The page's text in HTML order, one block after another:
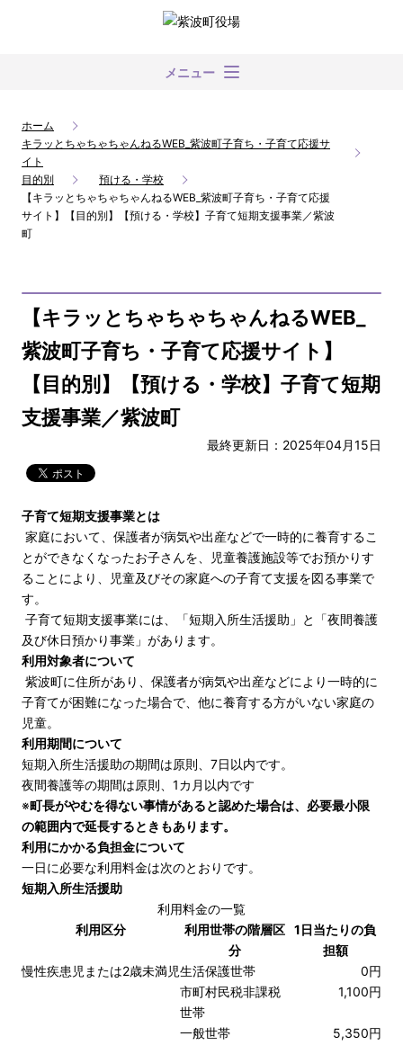
メニュー
ホーム
キラッとちゃちゃちゃんねるWEB_紫波町子育ち・子育て応援サ
イト
目的別
預ける・学校
【キラッとちゃちゃちゃんねるWEB_紫波町子育ち・子育て応援
サイト】【目的別】【預ける・学校】子育て短期支援事業／紫波
町
【キラッとちゃちゃちゃんねるWEB_
紫波町子育ち・子育て応援サイト】
【目的別】【預ける・学校】子育て短期
支援事業／紫波町
最終更新日：2025年04月15日
子育て短期支援事業とは
家庭において、保護者が病気や出産などで一時的に養育するこ
とができなくなったお子さんを、児童養護施設等でお預かりす
ることにより、児童及びその家庭への子育て支援を図る事業で
す。
子育て短期支援事業には、「短期入所生活援助」と「夜間養護
及び休日預かり事業」があります。
利用対象者について
紫波町に住所があり、保護者が病気や出産などにより一時的に
子育てが困難になった場合で、他に養育する方がいない家庭の
児童。
利用期間について
短期入所生活援助の期間は原則、7日以内です。
夜間養護等の期間は原則、1カ月以内です
※町長がやむを得ない事情があると認めた場合は、必要最小限
の範囲内で延長するときもあります。
利用にかかる負担金について
一日に必要な利用料金は次のとおりです。
短期入所生活援助
利用料金の一覧
利用区分
利用世帯の階層区
分
1日当たりの負
担額
慢性疾患児または2歳未満児生活保護世帯
0円
市町村民税非課税
世帯
1,100円
一般世帯
5,350円